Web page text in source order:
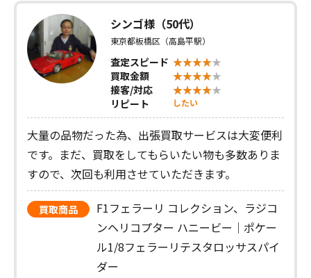
シンゴ様（50代）
東京都板橋区（高島平駅）
査定スピード
買取金額
接客/対応
リピート
したい
大量の品物だった為、出張買取サービスは大変便利
です。まだ、買取をしてもらいたい物も多数ありま
すので、次回も利用させていただきます。
買取商品
F1フェラーリ コレクション、ラジコ
ンヘリコプター ハニービー｜ポケー
ル1/8フェラーリテスタロッサスパイ
ダー